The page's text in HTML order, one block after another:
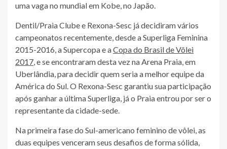
uma vaga no mundial em Kobe, no Japão.
Dentil/Praia Clube e Rexona-Sesc já decidiram vários
campeonatos recentemente, desde a Superliga Feminina
2015-2016, a Supercopa e aCopa do Brasil de Vôlei
2017, e se encontraram desta vez na Arena Praia, em
Uberlândia, para decidir quem seria a melhor equipe da
América do Sul. O Rexona-Sesc garantiu sua participação
após ganhar a última Superliga, já o Praia entrou por ser o
representante da cidade-sede.
Na primeira fase do Sul-americano feminino de vôlei, as
duas equipes venceram seus desafios de forma sólida,